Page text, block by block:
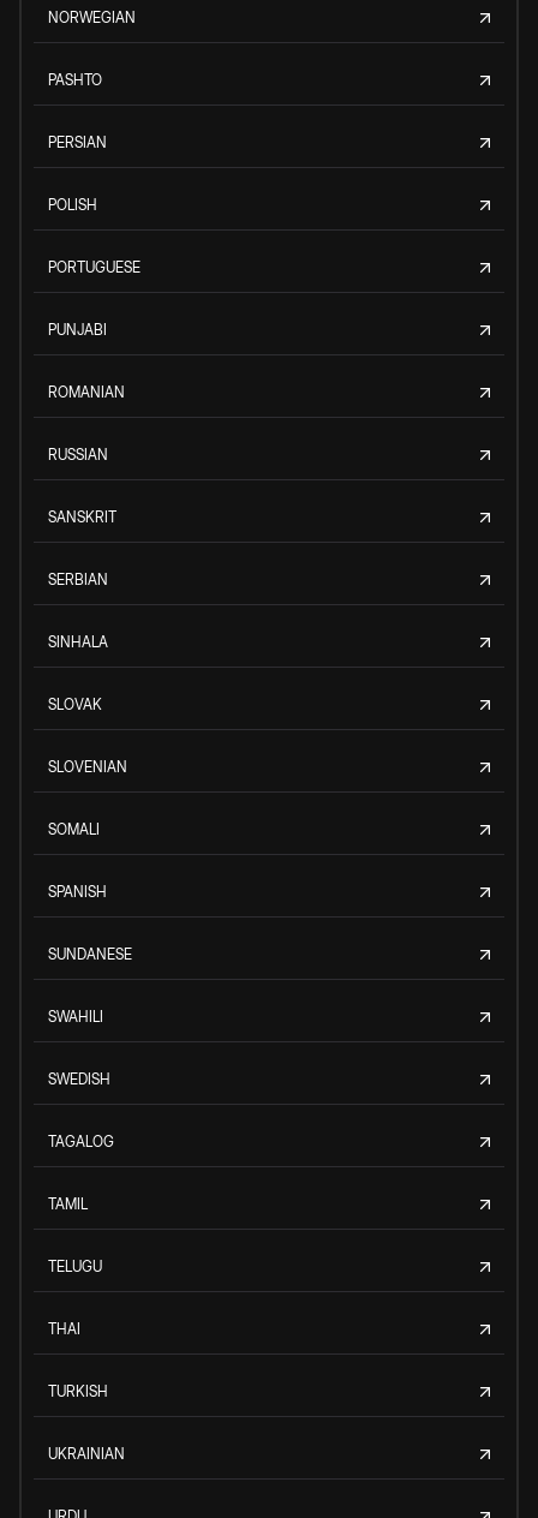
NORWEGIAN
PASHTO
PERSIAN
POLISH
PORTUGUESE
PUNJABI
ROMANIAN
RUSSIAN
SANSKRIT
SERBIAN
SINHALA
SLOVAK
SLOVENIAN
SOMALI
SPANISH
SUNDANESE
SWAHILI
SWEDISH
TAGALOG
TAMIL
TELUGU
THAI
TURKISH
UKRAINIAN